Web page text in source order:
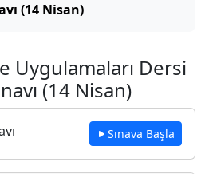
(14 Nisan)
Uygulamaları Dersi
(14 Nisan)
Sınava Başla